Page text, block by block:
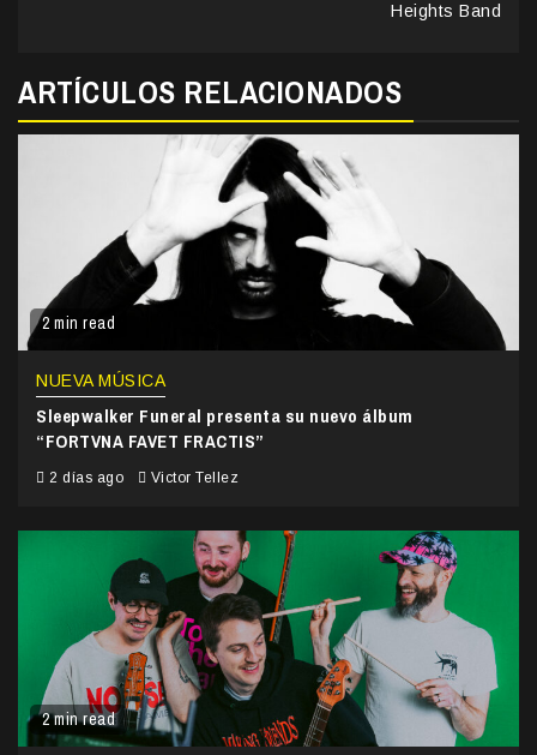
Heights Band
ARTÍCULOS RELACIONADOS
2 min read
NUEVA MÚSICA
Sleepwalker Funeral presenta su nuevo álbum
“FORTVNA FAVET FRACTIS”
2 días ago Victor Tellez
2 min read